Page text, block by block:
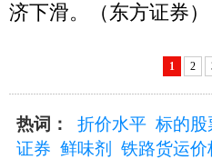
济下滑。（东方证券）
1 2
热词： 折价水平 标的股
证券 鲜味剂 铁路货运价